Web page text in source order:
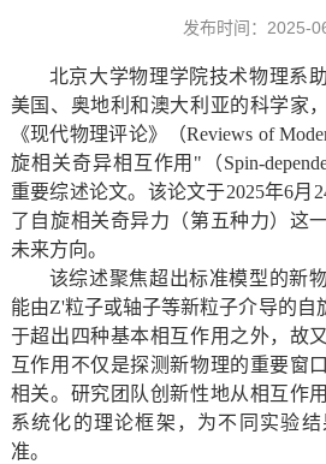
发布时间：2025-
北京大学物理学院技术物理系
美国、奥地利和澳大利亚的科学家
《现代物理评论》（Reviews of
旋相关奇异相互作用"（Spin-
重要综述论文。该论文于2025年6月
了自旋相关奇异力（第五种力）这
未来方向。
该综述聚焦超出标准模型的新
能由Z'粒子或轴子等新粒子介导的自
于超出四种基本相互作用之外，故
互作用不仅是探测新物理的重要窗
相关。研究团队创新性地从相互作
系统化的理论框架，为不同实验
准。